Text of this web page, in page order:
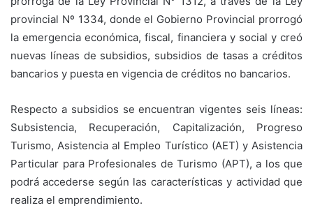
provincial Nº 1334, donde el Gobierno Provincial prorrogó
la emergencia económica, fiscal, financiera y social y creó
nuevas líneas de subsidios, subsidios de tasas a créditos
bancarios y puesta en vigencia de créditos no bancarios.
Respecto a subsidios se encuentran vigentes seis líneas:
Subsistencia, Recuperación, Capitalización, Progreso
Turismo, Asistencia al Empleo Turístico (AET) y Asistencia
Particular para Profesionales de Turismo (APT), a los que
podrá accederse según las características y actividad que
realiza el emprendimiento.